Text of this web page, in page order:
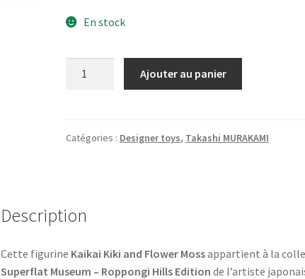
En stock
and
Murakami
Superflat
NEUF
Ajouter au panier
Catégories : Designer toys, Takashi MURAKAMI
Description
Cette figurine Kaikai Kiki and Flower Mossappartient à la
Superflat Museum – Roppongi Hills Edition de l’artiste